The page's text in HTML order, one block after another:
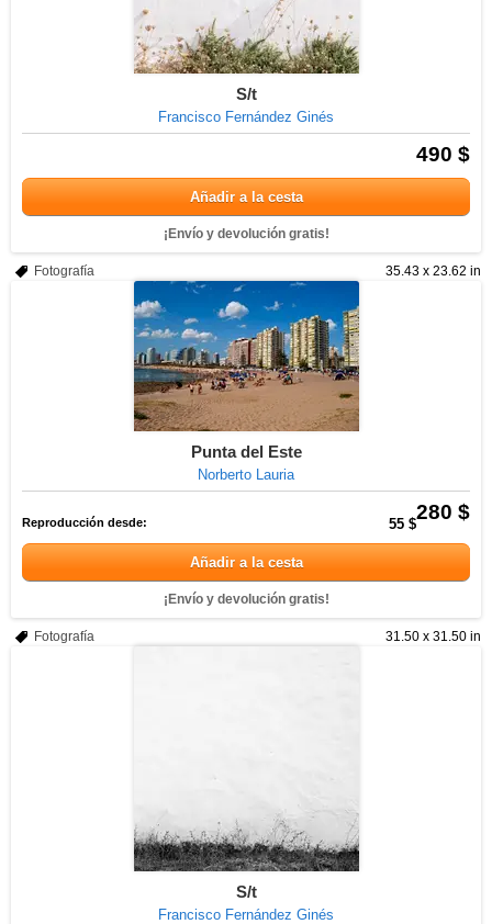
S/t
Francisco Fernández Ginés
490 $
Añadir a la cesta
¡Envío y devolución gratis!
35.43 x 23.62 in
Fotografía
Punta del Este
Norberto Lauria
280 $
Reproducción desde: 55 $
Añadir a la cesta
¡Envío y devolución gratis!
31.50 x 31.50 in
Fotografía
S/t
Francisco Fernández Ginés